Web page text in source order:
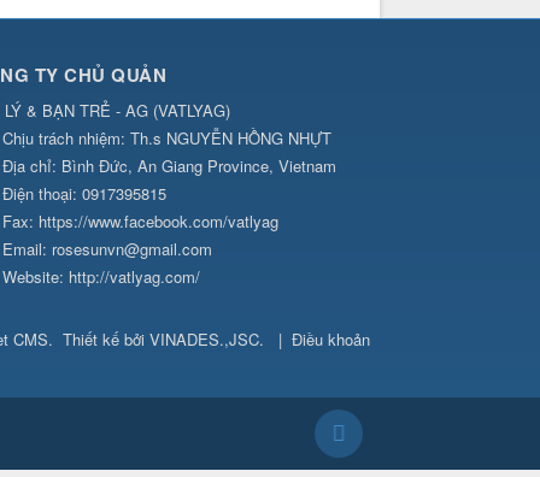
TY CHỦ QUẢN
LÝ & BẠN TRẺ - AG (VATLYAG)
Chịu trách nhiệm: Th.s NGUYỄN HỒNG NHỰT
Địa chỉ: Bình Đức, An Giang Province, Vietnam
Điện thoại: 0917395815
Fax: https://www.facebook.com/vatlyag
Email: rosesunvn@gmail.com
Website: http://vatlyag.com/
CMS. Thiết kế bởi VINADES.,JSC. | Điều khoản